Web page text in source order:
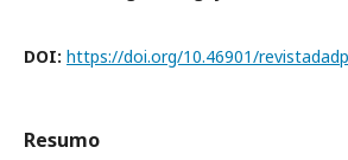
DOI: https://doi.org/10.46901/
Resumo